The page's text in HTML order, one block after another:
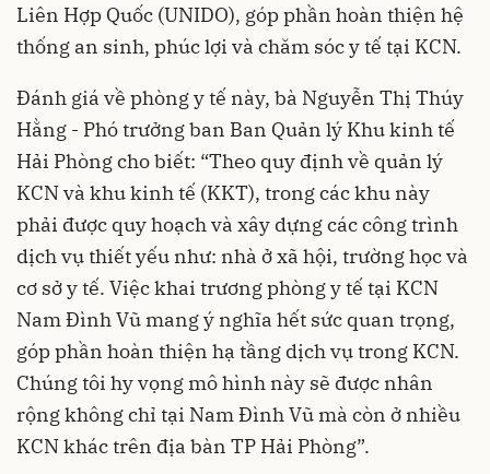
Liên Hợp Quốc (UNIDO), góp phần hoàn thiện hệ
thống an sinh, phúc lợi và chăm sóc y tế tại KCN.
Đánh giá về phòng y tế này, bà Nguyễn Thị Thúy
Hằng - Phó trưởng ban Ban Quản lý Khu kinh tế
Hải Phòng cho biết: “Theo quy định về quản lý
KCN và khu kinh tế (KKT), trong các khu này
phải được quy hoạch và xây dựng các công trình
dịch vụ thiết yếu như: nhà ở xã hội, trường học và
cơ sở y tế. Việc khai trương phòng y tế tại KCN
Nam Đình Vũ mang ý nghĩa hết sức quan trọng,
góp phần hoàn thiện hạ tầng dịch vụ trong KCN.
Chúng tôi hy vọng mô hình này sẽ được nhân
rộng không chỉ tại Nam Đình Vũ mà còn ở nhiều
KCN khác trên địa bàn TP Hải Phòng”.